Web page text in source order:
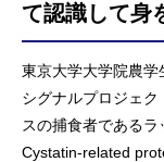
て認識して身
東京大学大学院農学
シグナルプロジェ
スの捕食者である
Cystatin-related